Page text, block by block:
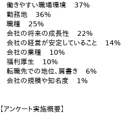
働きやすい職場環境 37%
勤務地 36%
職種 25%
会社の将来の成長性 22%
会社の経営が安定していること 14%
会社の業種 10%
福利厚生 10%
転職先での地位、肩書き 6%
会社の規模や知名度 1%
【アンケート実施概要】